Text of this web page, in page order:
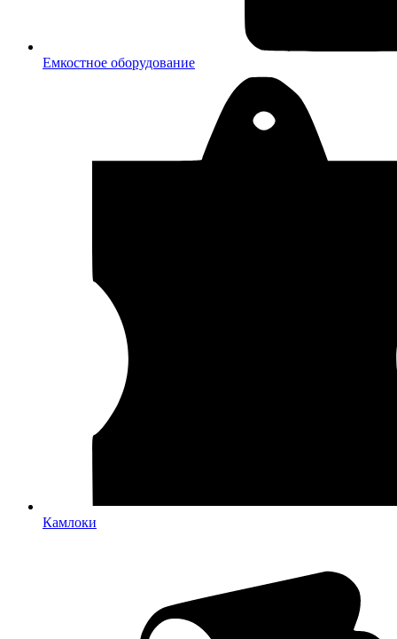
Емкостное оборудование
Камлоки